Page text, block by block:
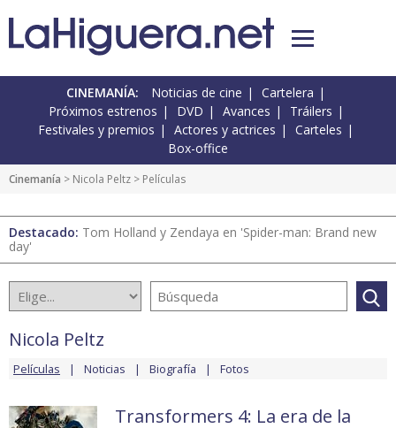
CINEMANÍA: Noticias de cine
Cartelera
Próximos estrenos
DVD Avances
Tráilers
Festivales y premios
Actores y actrices
Carteles
Box-office
Cinemanía > Nicola Peltz > Películas
Destacado: Tom Holland y Zendaya en 'Spider-man: Brand new
day'
Nicola Peltz
Películas Noticias Biografía Fotos
Transformers 4: La era de la